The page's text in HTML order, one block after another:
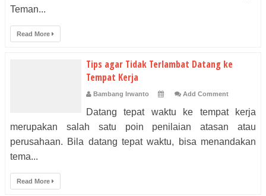
Teman...
Read More
Tips agar Tidak Terlambat Datang ke
Tempat Kerja
Bambang Irwanto Add Comment
Datang tepat waktu ke tempat kerja
merupakan salah satu poin penilaian atasan atau
perusahaan. Bila datang tepat waktu, bisa menandakan
tema...
Read More